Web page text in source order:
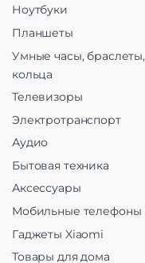
Ноутбуки
Планшеты
Умные часы, браслеты,
кольца
Телевизоры
Электротранспорт
Аудио
Бытовая техника
Аксессуары
Мобильные телефоны
Гаджеты Xiaomi
Товары для дома